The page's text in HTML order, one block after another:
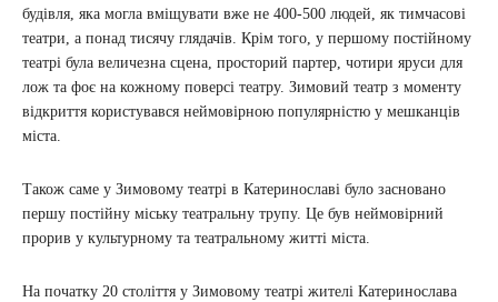
будівля, яка могла вміщувати вже не 400-500 людей, як тимчасові
театри, а понад тисячу глядачів. Крім того, у першому постійному
театрі була величезна сцена, просторий партер, чотири яруси для
лож та фоє на кожному поверсі театру. Зимовий театр з моменту
відкриття користувався неймовірною популярністю у мешканців
міста.
Також саме у Зимовому театрі в Катеринославі було засновано
першу постійну міську театральну трупу. Це був неймовірний
прорив у культурному та театральному житті міста.
На початку 20 століття у Зимовому театрі жителі Катеринослава